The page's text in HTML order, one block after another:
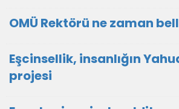
OMÜ Rektörü ne zaman
Eşcinsellik, insanlığın
projesi